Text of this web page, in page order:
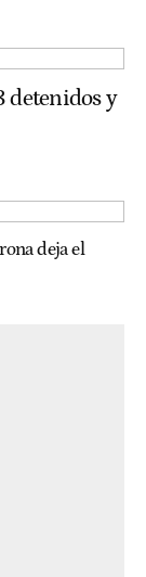
detenidos y
deja el